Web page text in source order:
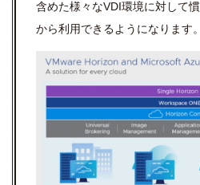
含めた様々なVDI環境に対して
から利用できるようになります。